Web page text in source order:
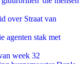
over Straat van
agenten stak met
week 32